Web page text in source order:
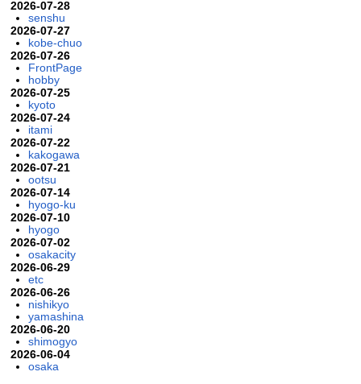
2026-07-28
senshu
2026-07-27
kobe-chuo
2026-07-26
FrontPage
hobby
2026-07-25
kyoto
2026-07-24
itami
2026-07-22
kakogawa
2026-07-21
ootsu
2026-07-14
hyogo-ku
2026-07-10
hyogo
2026-07-02
osakacity
2026-06-29
etc
2026-06-26
nishikyo
yamashina
2026-06-20
shimogyo
2026-06-04
osaka